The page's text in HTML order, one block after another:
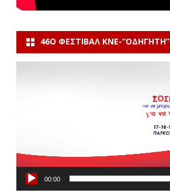
46Ο ΦΕΣΤΙΒΆΛ ΚΝΕ-“ΟΔΗΓΗΤΗ”
Πρόγραμμα
00:00